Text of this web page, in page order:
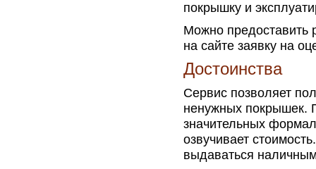
покрышку и
Можно предоставить
на сайте заявку на
Достоинства
Сервис позволяет
ненужных покрышек.
значительных
озвучивает
выдаваться